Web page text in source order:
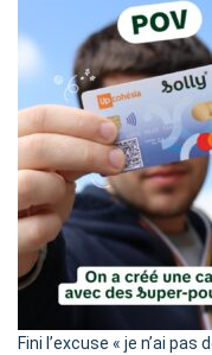
Fini l’excuse « je n’ai